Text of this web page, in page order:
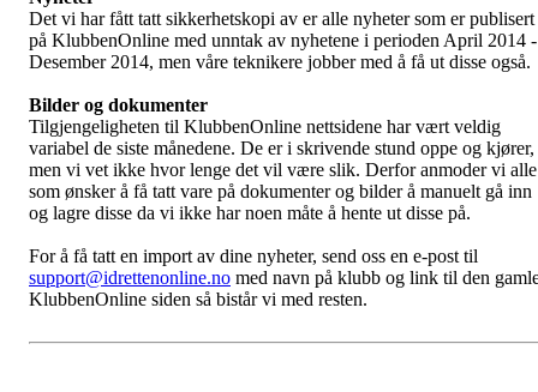
Det vi har fått tatt sikkerhetskopi av er alle nyheter som er publisert
på KlubbenOnline med unntak av nyhetene i perioden April 2014 -
Desember 2014, men våre teknikere jobber med å få ut disse også.
Bilder og dokumenter
Tilgjengeligheten til KlubbenOnline nettsidene har vært veldig
variabel de siste månedene. De er i skrivende stund oppe og kjører,
men vi vet ikke hvor lenge det vil være slik. Derfor anmoder vi alle
som ønsker å få tatt vare på dokumenter og bilder å manuelt gå inn
og lagre disse da vi ikke har noen måte å hente ut disse på.
For å få tatt en import av dine nyheter, send oss en e-post til
support@idrettenonline.no med navn på klubb og link til den
KlubbenOnline siden så bistår vi med resten.